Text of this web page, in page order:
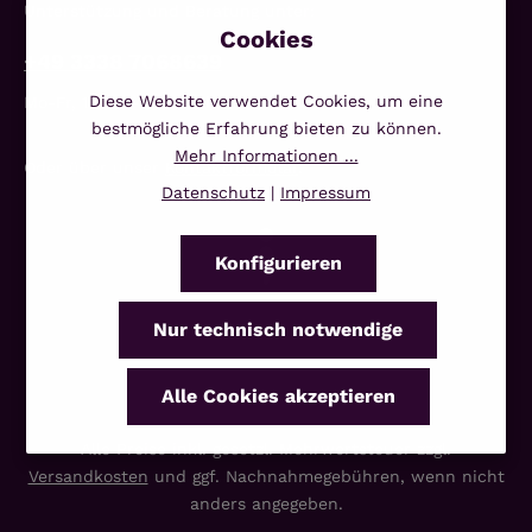
Unterstützung und Beratung unter:
+49 3338 7068639
Mo-Fr, 10:00 - 14:00 Uhr
Oder über unser Kontaktformular.
Versandkosten und ggf. Nachnahmegebühren, wenn nicht
anders angegeben.
Diese Website verwendet Cookies, um eine
bestmögliche Erfahrung bieten zu können.
Mehr Informationen ...
Datenschutz | Impressum
Nur technisch notwendige
Konfigurieren
Alle Cookies akzeptieren